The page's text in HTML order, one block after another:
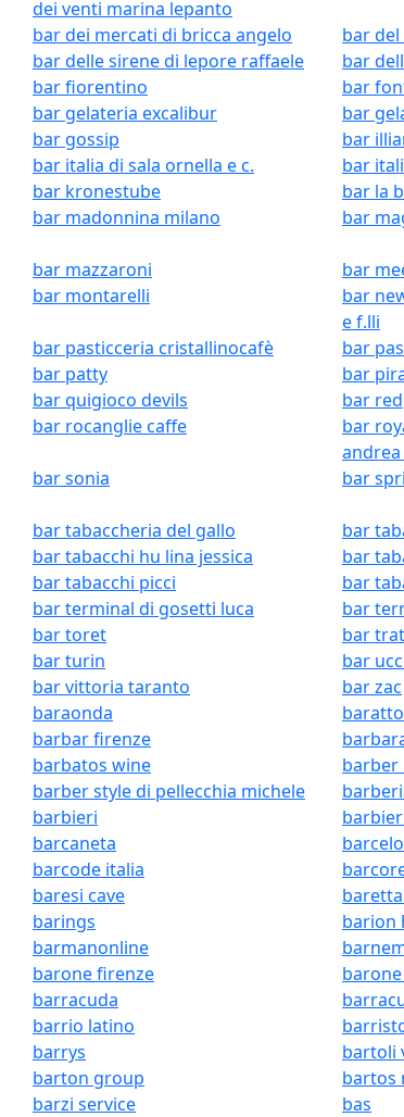
dei venti marina lepanto
bar dei mercati di bricca angelo
bar
bar delle sirene di lepore raffaele
bar
bar fiorentino
bar
bar gelateria excalibur
bar
bar gossip
bar
bar italia di sala ornella e c.
bar
bar kronestube
bar la
bar madonnina milano bar
bar mazzaroni
bar
bar montarelli
bar
e f.lli
bar pasticceria cristallinocafè
bar
bar patty
bar
bar quigioco devils
bar red
bar rocanglie caffe
bar
andrea
bar sonia bar
bar tabaccheria del gallo
bar
bar tabacchi hu lina jessica
bar
bar tabacchi picci
bar
bar terminal di gosetti luca
bar
bar toret
bar
bar turin
bar
bar vittoria taranto
bar zac
baraonda
barbar firenze
barbatos wine
barber
barber style di pellecchia michele
barbieri
barcaneta
barcode italia
baresi cave
barings
barion
barmanonline
barone firenze
barracuda
barrio latino
barrys
bartoli
barton group
bartos
barzi service bas